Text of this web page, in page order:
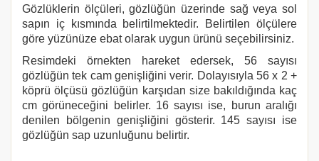
Gözlüklerin ölçüleri, gözlüğün üzerinde sağ veya sol
sapın iç kısmında belirtilmektedir. Belirtilen ölçülere
göre yüzünüze ebat olarak uygun ürünü seçebilirsiniz.
Resimdeki örnekten hareket edersek, 56 sayısı
gözlüğün tek cam genişliğini verir. Dolayısıyla 56 x 2 +
köprü ölçüsü gözlüğün karşıdan size bakıldığında kaç
cm görüneceğini belirler. 16 sayısı ise, burun aralığı
denilen bölgenin genişliğini gösterir. 145 sayısı ise
gözlüğün sap uzunluğunu belirtir.